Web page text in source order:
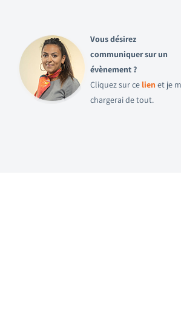
Vous désirez
communiquer sur un
évènement ?
Cliquez sur ce lien et je
chargerai de tout.